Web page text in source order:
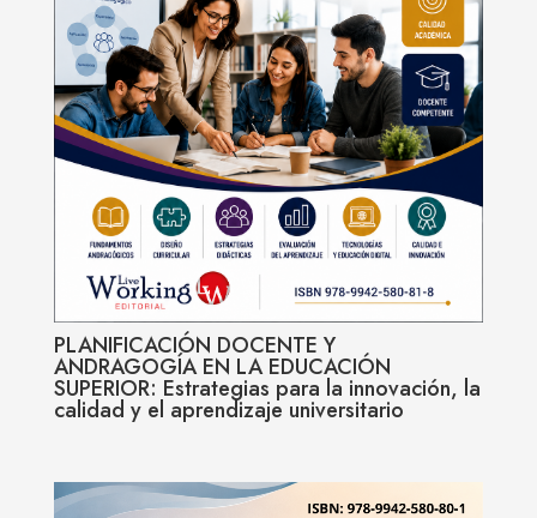
PLANIFICACIÓN DOCENTE Y
ANDRAGOGÍA EN LA EDUCACIÓN
SUPERIOR: Estrategias para la innovación, la
calidad y el aprendizaje universitario